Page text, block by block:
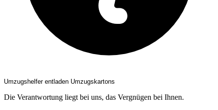
Umzugshelfer entladen Umzugskartons
Die Verantwortung liegt bei uns, das Vergnügen bei Ihnen.